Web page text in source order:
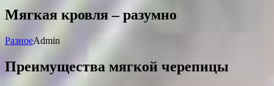
Мягкая кровля – разумно
РазноеAdmin
Преимущества мягкой черепицы